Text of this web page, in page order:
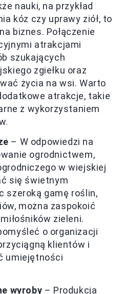
nauki, na przykład
kóz czy uprawy ziół, to
biznes. Połączenie
atrakcjami
szukających
zgiełku oraz
życia na wsi. Warto
atrakcje, takie
z wykorzystaniem
– W odpowiedzi na
ogrodnictwem,
w wiejskiej
się świetnym
szeroką gamę roślin,
można zaspokoić
zieleni.
o organizacji
klientów i
umiejętności
wyroby – Produkcja